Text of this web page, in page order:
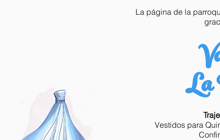
La página de la
La
Vestidos para